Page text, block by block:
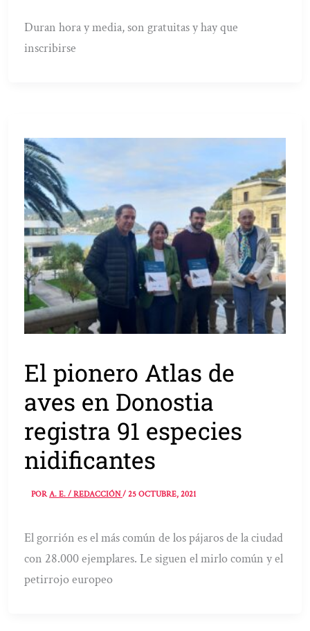
Duran hora y media, son gratuitas y hay que
inscribirse
El pionero Atlas de
aves en Donostia
registra 91 especies
nidificantes
PORA. E. / REDACCIÓN/25 OCTUBRE, 2021
El gorrión es el más común de los pájaros de la ciudad
con 28.000 ejemplares. Le siguen el mirlo común y el
petirrojo europeo